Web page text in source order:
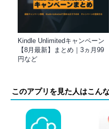
Kindle Unlimitedキャンペーン
【8月最新】まとめ｜3ヵ月99
円など
このアプリを見た人はこん